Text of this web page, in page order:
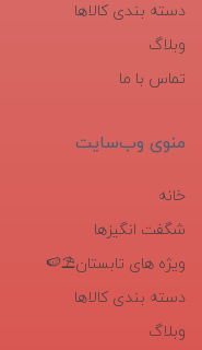
دسته بندی کالاها
وبلاگ
تماس با ما
منوی وب‌سایت
خانه
شگفت انگیزها
ویژه های تابستان⛱️🍉
دسته بندی کالاها
وبلاگ